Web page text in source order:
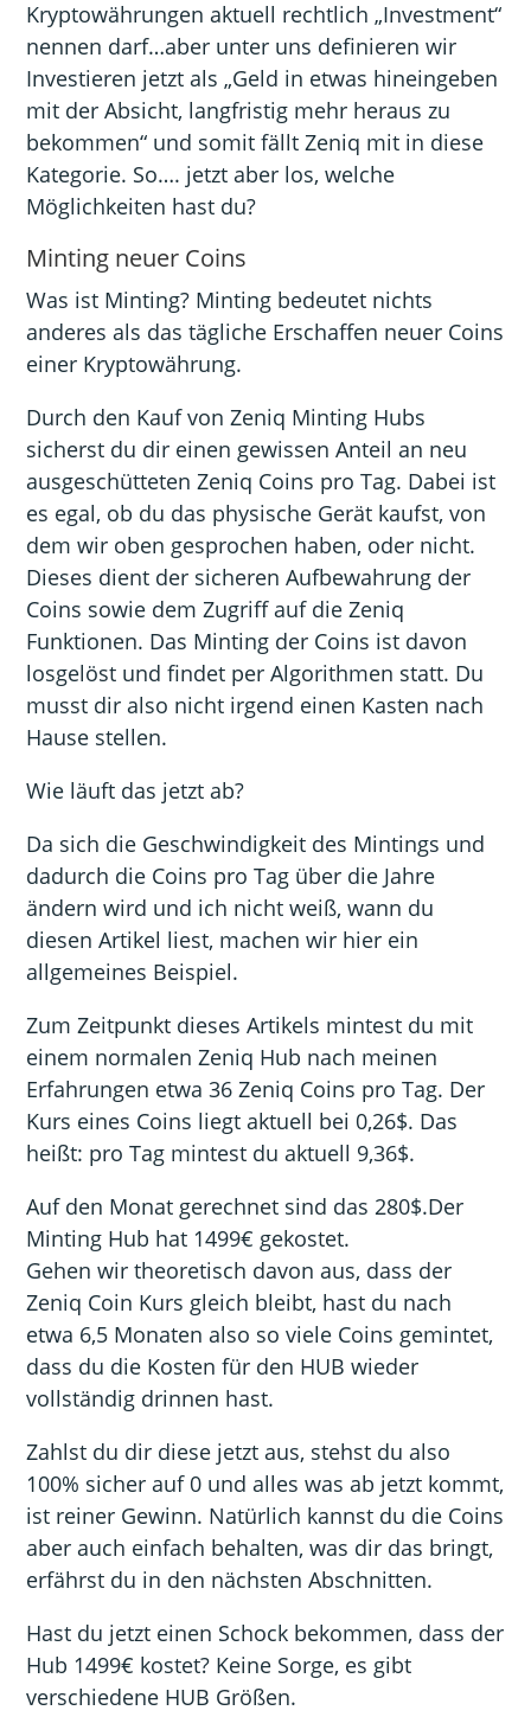
Kryptowährungen aktuell rechtlich „Investment“
nennen darf…aber unter uns definieren wir
Investieren jetzt als „Geld in etwas hineingeben
mit der Absicht, langfristig mehr heraus zu
bekommen“ und somit fällt Zeniq mit in diese
Kategorie. So…. jetzt aber los, welche
Möglichkeiten hast du?
Minting neuer Coins
Was ist Minting? Minting bedeutet nichts
anderes als das tägliche Erschaffen neuer Coins
einer Kryptowährung.
Durch den Kauf von Zeniq Minting Hubs
sicherst du dir einen gewissen Anteil an neu
ausgeschütteten Zeniq Coins pro Tag. Dabei ist
es egal, ob du das physische Gerät kaufst, von
dem wir oben gesprochen haben, oder nicht.
Dieses dient der sicheren Aufbewahrung der
Coins sowie dem Zugriff auf die Zeniq
Funktionen. Das Minting der Coins ist davon
losgelöst und findet per Algorithmen statt. Du
musst dir also nicht irgend einen Kasten nach
Hause stellen.
Wie läuft das jetzt ab?
Da sich die Geschwindigkeit des Mintings und
dadurch die Coins pro Tag über die Jahre
ändern wird und ich nicht weiß, wann du
diesen Artikel liest, machen wir hier ein
allgemeines Beispiel.
Zum Zeitpunkt dieses Artikels mintest du mit
einem normalen Zeniq Hub nach meinen
Erfahrungen etwa 36 Zeniq Coins pro Tag. Der
Kurs eines Coins liegt aktuell bei 0,26$. Das
heißt: pro Tag mintest du aktuell 9,36$.
Auf den Monat gerechnet sind das 280$.Der
Minting Hub hat 1499€ gekostet.
Gehen wir theoretisch davon aus, dass der
Zeniq Coin Kurs gleich bleibt, hast du nach
etwa 6,5 Monaten also so viele Coins gemintet,
dass du die Kosten für den HUB wieder
vollständig drinnen hast.
Zahlst du dir diese jetzt aus, stehst du also
100% sicher auf 0 und alles was ab jetzt kommt,
ist reiner Gewinn. Natürlich kannst du die Coins
aber auch einfach behalten, was dir das bringt,
erfährst du in den nächsten Abschnitten.
Hast du jetzt einen Schock bekommen, dass der
Hub 1499€ kostet? Keine Sorge, es gibt
verschiedene HUB Größen.